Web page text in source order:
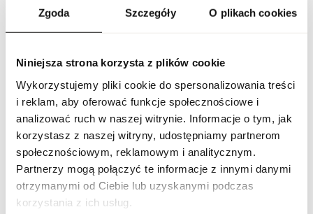
Zgoda Szczegóły O plikach cookies
Niniejsza strona korzysta z plików cookie
Wykorzystujemy pliki cookie do spersonalizowania treści
i reklam, aby oferować funkcje społecznościowe i
analizować ruch w naszej witrynie. Informacje o tym, jak
korzystasz z naszej witryny, udostępniamy partnerom
społecznościowym, reklamowym i analitycznym.
Partnerzy mogą połączyć te informacje z innymi danymi
otrzymanymi od Ciebie lub uzyskanymi podczas
korzystania z ich usług.
wyjątkowego charakteru. To doskonały wybór dla tych, którzy
PARAMETRY
Indeks
ND [1]
Linia Tag Her Donna Colorata
Kod CN